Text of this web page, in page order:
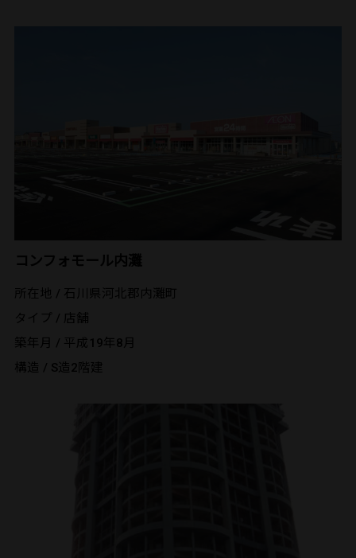
コンフォモール内灘
所在地 / 石川県河北郡内灘町
タイプ / 店舗
築年月 / 平成19年8月
構造 / S造2階建